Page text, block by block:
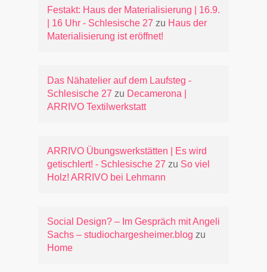
Festakt: Haus der Materialisierung | 16.9.
| 16 Uhr - Schlesische 27 zu Haus der
Materialisierung ist eröffnet!
Das Nähatelier auf dem Laufsteg -
Schlesische 27 zu Decamerona |
ARRIVO Textilwerkstatt
ARRIVO Übungswerkstätten | Es wird
getischlert! - Schlesische 27 zu So viel
Holz! ARRIVO bei Lehmann
Social Design? – Im Gespräch mit Angeli
Sachs – studiochargesheimer.blog zu
Home